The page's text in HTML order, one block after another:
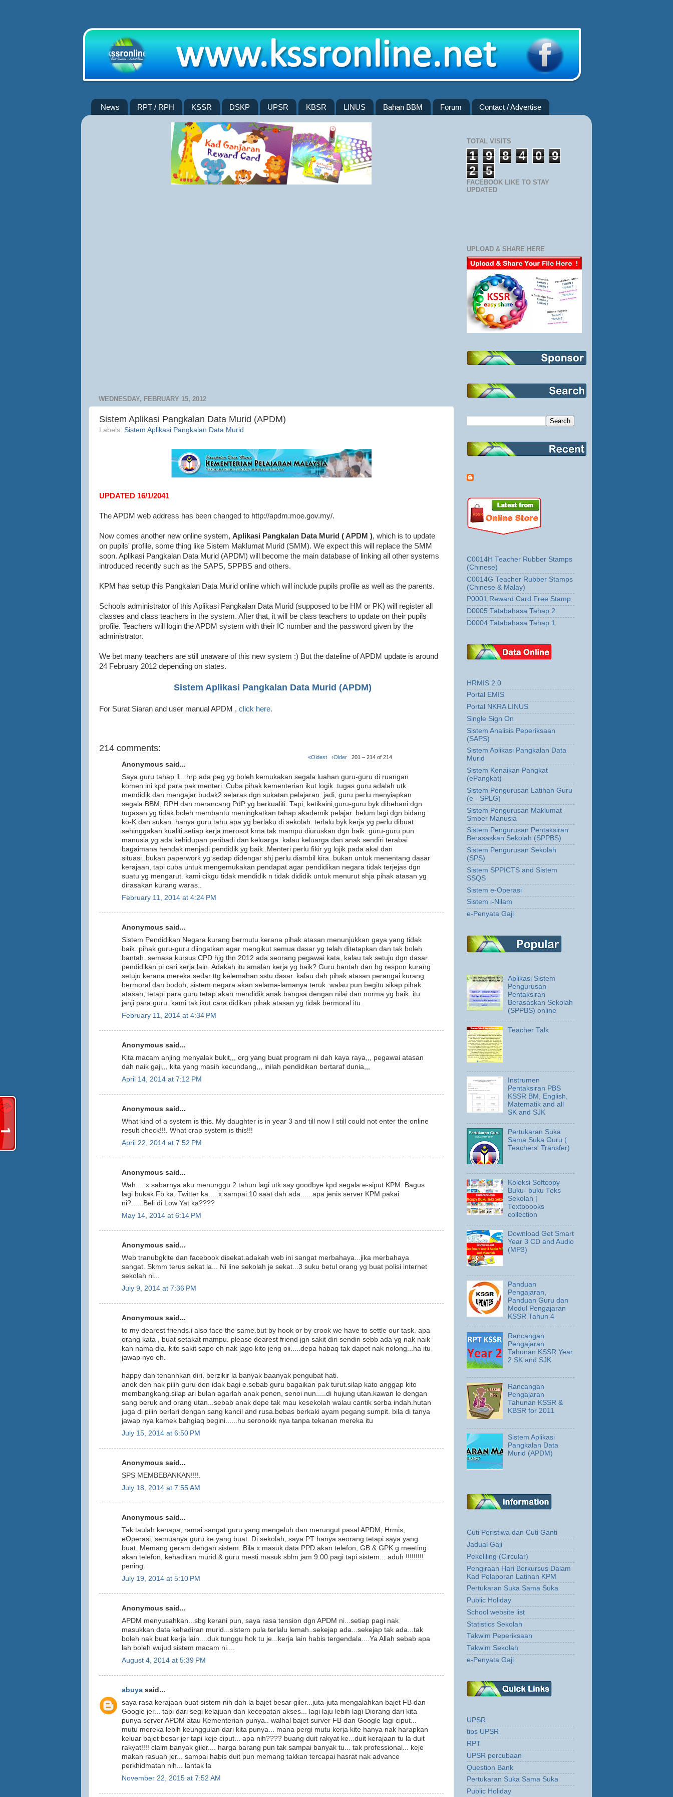
News RPT / RPH KSSR DSKP UPSR KBSR LINUS Bahan BBM Forum Contact / Advertise
WEDNESDAY, FEBRUARY 15, 2012
Sistem Aplikasi Pangkalan Data Murid (APDM)
Labels: Sistem Aplikasi Pangkalan Data Murid
UPDATED 16/1/2041
The APDM web address has been changed to http://apdm.moe.gov.my/.
Now comes another new online system, Aplikasi Pangkalan Data Murid ( APDM ), which is to update
on pupils' profile, some thing like Sistem Maklumat Murid (SMM). We expect this will replace the SMM
soon. Aplikasi Pangkalan Data Murid (APDM) will become the main database of linking all other systems
introduced recently such as the SAPS, SPPBS and others.
KPM has setup this Pangkalan Data Murid online which will include pupils profile as well as the parents.
Schools administrator of this Aplikasi Pangkalan Data Murid (supposed to be HM or PK) will register all
classes and class teachers in the system. After that, it will be class teachers to update on their pupils
profile. Teachers will login the APDM system with their IC number and the password given by the
administrator.
We bet many teachers are still unaware of this new system :) But the dateline of APDM update is around
24 February 2012 depending on states.
Sistem Aplikasi Pangkalan Data Murid (APDM)
For Surat Siaran and user manual APDM , click here.
214 comments:
«Oldest ‹Older 201 – 214 of 214
Anonymous said...
Saya guru tahap 1...hrp ada peg yg boleh kemukakan segala luahan guru-guru di ruangan
komen ini kpd para pak menteri. Cuba pihak kementerian ikut logik..tugas guru adalah utk
mendidik dan mengajar budak2 selaras dgn sukatan pelajaran. jadi, guru perlu menyiapkan
segala BBM, RPH dan merancang PdP yg berkualiti. Tapi, ketikaini,guru-guru byk dibebani dgn
tugasan yg tidak boleh membantu meningkatkan tahap akademik pelajar. belum lagi dgn bidang
ko-K dan sukan..hanya guru tahu apa yg berlaku di sekolah. terlalu byk kerja yg perlu dibuat
sehinggakan kualiti setiap kerja merosot krna tak mampu diuruskan dgn baik..guru-guru pun
manusia yg ada kehidupan peribadi dan keluarga. kalau keluarga dan anak sendiri terabai
bagaimana hendak menjadi pendidik yg baik..Menteri perlu fikir yg lojik pada akal dan
situasi..bukan paperwork yg sedap didengar shj perlu diambil kira..bukan untuk menentang dasar
kerajaan, tapi cuba untuk mengemukakan pendapat agar pendidikan negara tidak terjejas dgn
suatu yg mengarut. kami cikgu tidak mendidik n tidak dididik untuk menurut shja pihak atasan yg
dirasakan kurang waras..
February 11, 2014 at 4:24 PM
Anonymous said...
Sistem Pendidikan Negara kurang bermutu kerana pihak atasan menunjukkan gaya yang tidak
baik. pihak guru-guru diingatkan agar mengikut semua dasar yg telah ditetapkan dan tak boleh
bantah. semasa kursus CPD hjg thn 2012 ada seorang pegawai kata, kalau tak setuju dgn dasar
pendidikan pi cari kerja lain. Adakah itu amalan kerja yg baik? Guru bantah dan bg respon kurang
setuju kerana mereka sedar ttg kelemahan sstu dasar..kalau dah pihak atasan perangai kurang
bermoral dan bodoh, sistem negara akan selama-lamanya teruk. walau pun begitu sikap pihak
atasan, tetapi para guru tetap akan mendidik anak bangsa dengan nilai dan norma yg baik..itu
janji para guru. kami tak ikut cara didikan pihak atasan yg tidak bermoral itu.
February 11, 2014 at 4:34 PM
Anonymous said...
Kita macam anjing menyalak bukit,,, org yang buat program ni dah kaya raya,,, pegawai atasan
dah naik gaji,,, kita yang masih kecundang,,, inilah pendidikan bertaraf dunia,,,
April 14, 2014 at 7:12 PM
Anonymous said...
What kind of a system is this. My daughter is in year 3 and till now I still could not enter the online
result check!!!. What crap system is this!!!
April 22, 2014 at 7:52 PM
Anonymous said...
Wah.....x sabarnya aku menunggu 2 tahun lagi utk say goodbye kpd segala e-siput KPM. Bagus
lagi bukak Fb ka, Twitter ka.....x sampai 10 saat dah ada......apa jenis server KPM pakai
ni?......Beli di Low Yat ka????
May 14, 2014 at 6:14 PM
Anonymous said...
Web tranubgkite dan facebook disekat.adakah web ini sangat merbahaya...jika merbahaya
sangat. Skmm terus sekat la... Ni line sekolah je sekat...3 suku betul orang yg buat polisi internet
sekolah ni...
July 9, 2014 at 7:36 PM
Anonymous said...
to my dearest friends.i also face the same.but by hook or by crook we have to settle our task. apa
orang kata , buat setakat mampu. please dearest friend jgn sakit diri sendiri sebb ada yg nak naik
kan nama dia. kito sakit sapo eh nak jago kito jeng oii.....depa habaq tak dapet nak nolong...ha itu
jawap nyo eh.
happy dan tenanhkan diri. berzikir la banyak baanyak pengubat hati.
anok den nak pilih guru den idak bagi e.sebab guru bagaikan pak turut.silap kato anggap kito
membangkang.silap ari bulan agarlah anak penen, senoi nun.....di hujung utan.kawan le dengan
sang beruk and orang utan...sebab anak depe tak mau kesekolah walau cantik serba indah.hutan
juga di pilin berlari dengan sang kancil and rusa.bebas berkaki ayam pegang sumpit. bila di tanya
jawap nya kamek bahgiaq begini......hu seronokk nya tanpa tekanan mereka itu
July 15, 2014 at 6:50 PM
Anonymous said...
SPS MEMBEBANKAN!!!!.
July 18, 2014 at 7:55 AM
Anonymous said...
Tak taulah kenapa, ramai sangat guru yang mengeluh dan merungut pasal APDM, Hrmis,
eOperasi, semuanya guru ke yang buat. Di sekolah, saya PT hanya seorang tetapi saya yang
buat. Memang geram dengan sistem. Bila x masuk data PPD akan telefon, GB & GPK g meeting
akan telefon, kehadiran murid & guru mesti masuk sblm jam 9.00 pagi tapi sistem... aduh !!!!!!!!!
pening.
July 19, 2014 at 5:10 PM
Anonymous said...
APDM menyusahkan...sbg kerani pun, saya rasa tension dgn APDM ni...setiap pagi nak
masukkan data kehadiran murid...sistem pula terlalu lemah..sekejap ada...sekejap tak ada...tak
boleh nak buat kerja lain....duk tunggu hok tu je...kerja lain habis tergendala....Ya Allah sebab apa
lah boleh wujud sistem macam ni....
August 4, 2014 at 5:39 PM
abuya said...
saya rasa kerajaan buat sistem nih dah la bajet besar giler...juta-juta mengalahkan bajet FB dan
Google jer... tapi dari segi kelajuan dan kecepatan akses... lagi laju lebih lagi Diorang dari kita
punya server APDM atau Kementerian punya.. walhal bajet surver FB dan Google lagi ciput...
mutu mereka lebih keunggulan dari kita punya... mana pergi mutu kerja kite hanya nak harapkan
keluar bajet besar jer tapi keje ciput... apa nih???? buang duit rakyat ke...duit kerajaan tu la duit
rakyat!!!! claim banyak giler.... harga barang pun tak sampai banyak tu... tak professional... keje
makan rasuah jer... sampai habis duit pun memang takkan tercapai hasrat nak advance
perkhidmatan nih... lantak la
November 22, 2015 at 7:52 AM
TOTAL VISITS
1 9 8 4 0
9
2
5
FACEBOOK LIKE TO STAY
UPDATED
UPLOAD & SHARE HERE
C0014H Teacher Rubber Stamps
(Chinese)
C0014G Teacher Rubber Stamps
(Chinese & Malay)
P0001 Reward Card Free Stamp
D0005 Tatabahasa Tahap 2
D0004 Tatabahasa Tahap 1
HRMIS 2.0
Portal EMIS
Portal NKRA LINUS
Single Sign On
Sistem Analisis Peperiksaan
(SAPS)
Sistem Aplikasi Pangkalan Data
Murid
Sistem Kenaikan Pangkat
(ePangkat)
Sistem Pengurusan Latihan Guru
(e - SPLG)
Sistem Pengurusan Maklumat
Smber Manusia
Sistem Pengurusan Pentaksiran
Berasaskan Sekolah (SPPBS)
Sistem Pengurusan Sekolah
(SPS)
Sistem SPPICTS and Sistem
SSQS
Sistem e-Operasi
Sistem i-Nilam
e-Penyata Gaji
Aplikasi Sistem
Pengurusan
Pentaksiran
Berasaskan Sekolah
(SPPBS) online
Teacher Talk
Instrumen
Pentaksiran PBS
KSSR BM, English,
Matematik and all
SK and SJK
Pertukaran Suka
Sama Suka Guru (
Teachers' Transfer)
Koleksi Softcopy
Buku- buku Teks
Sekolah |
Textboooks
collection
Download Get Smart
Year 3 CD and Audio
(MP3)
Panduan
Pengajaran,
Panduan Guru dan
Modul Pengajaran
KSSR Tahun 4
Rancangan
Pengajaran
Tahunan KSSR Year
2 SK and SJK
Rancangan
Pengajaran
Tahunan KSSR &
KBSR for 2011
Sistem Aplikasi
Pangkalan Data
Murid (APDM)
Cuti Peristiwa dan Cuti Ganti
Jadual Gaji
Pekeliling (Circular)
Pengiraan Hari Berkursus Dalam
Kad Pelaporan Latihan KPM
Pertukaran Suka Sama Suka
Public Holiday
School website list
Statistics Sekolah
Takwim Peperiksaan
Takwim Sekolah
e-Penyata Gaji
UPSR
tips UPSR
RPT
UPSR percubaan
Question Bank
Pertukaran Suka Sama Suka
Public Holiday